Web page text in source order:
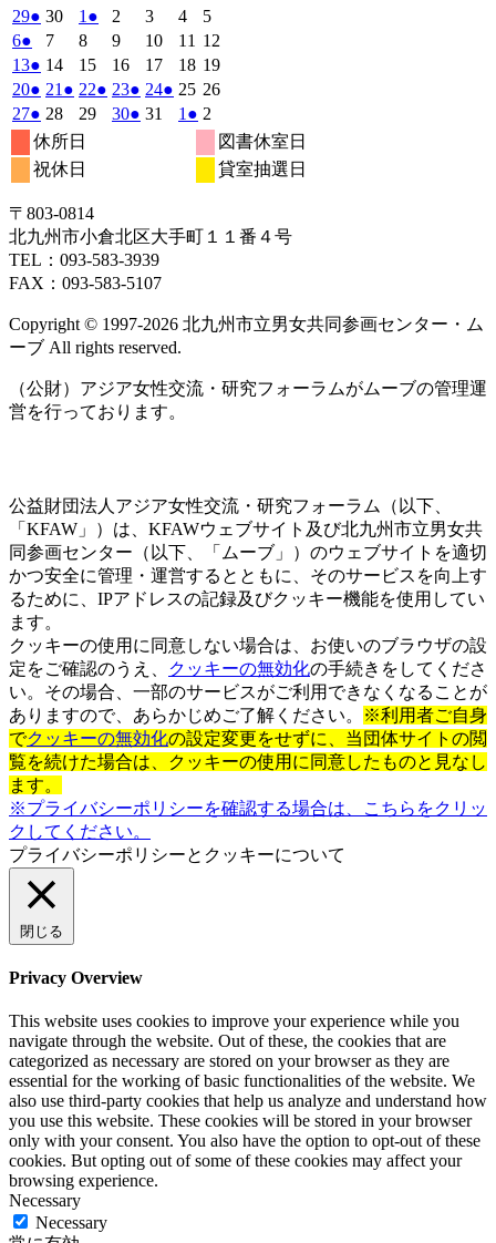
曜
日
曜
日
曜
日
曜
日
曜
日
曜
日
292025
年
9
月
29
日
● (1
件
の
イ
ベ
ン
ト)
302025
30
日
1 2025
10
月
1
日
●
件
の
イ
ベ
2 2025
年
10
月
2
日
32025
年
10
月
3
日
42025
年
10
月
4
日
52025
年
10
月
5
日
62025
年
10
月
6
日
●
件
の
イ
ベ
ン
ト)
72025
年
10
月
7
日
82025
年
10
月
8
92025
年
10
月
9
102025
年
10
月
10
11 2025
年
10
月
11
12
年
日
132025
年
10
月
13
日
● (1
件
の
イ
ベ
ン
142025
年
14
日
152025
年
10
月
162025
年
10
月
172025
年
月
182025
年
10
月
192025
年
19
日
202025
年
10
月
20
● (1
件
の
イ
ベ
ト)
21 2025
10
月
21
● (1
件
の
イ
ベ
ト)
222025
年
● (1
件
ト)
232025
年
● (1
件
ト)
242025
● (1
件
ト)
252025
年
10
月
262025
10
月
26
272025
年
10
月
日
● (1
件
の
イ
ベ
ン
ト)
282025
年
10
月
日
292025
302025
● (1
ン
ト)
31
2025
1 2025
年
11
● (1
件
の
イ
ン
ト)
2
年
11
月
休所日
図書休室日
祝休日
貸室抽選日
〒803‐0814
北九州市小倉北区大手町１１番４号
TEL：093‐583‐3939
FAX：093‐583‐5107
Copyright © 1997‐2026 北九州市立男女共同参画センター・ム
ーブ All rights reserved.
（公財）アジア女性交流・研究フォーラムがムーブの管理運
営を行っております。
公益財団法人アジア女性交流・研究フォーラム（以下、
「KFAW」）は、KFAWウェブサイト及び北九州市立男女共
同参画センター（以下、「ムーブ」）のウェブサイトを適切
かつ安全に管理・運営するとともに、そのサービスを向上す
るために、IPアドレスの記録及びクッキー機能を使用してい
ます。
クッキーの使用に同意しない場合は、お使いのブラウザの設
定をご確認のうえ、
クッキーの無効化の手続きをしてくださ
い。その場合、一部のサービスがご利用できなくなることが
ありますので、あらかじめご了解ください。
※利用者ご自身
でクッキーの無効化の設定変更をせずに、当団体サイトの閲
覧を続けた場合は、クッキーの使用に同意したものと見なし
ます。
※プライバシーポリシーを確認する場合は、こちらをクリッ
クしてください。
プライバシーポリシーとクッキーについて
閉じる
Privacy Overview
This website uses cookies to improve your experience while you
navigate through the website. Out of these, the cookies that are
categorized as necessary are stored on your browser as they are
essential for the working of basic functionalities of the website. We
also use third-party cookies that help us analyze and understand how
you use this website. These cookies will be stored in your browser
only with your consent. You also have the option to opt-out of these
cookies. But opting out of some of these cookies may affect your
browsing experience.
Necessary
Necessary